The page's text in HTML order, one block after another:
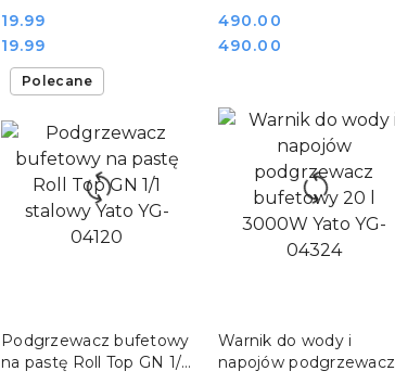
YG-02080
Cena:
19.99
Cena:
19.99
09227
Cena:
490.00
Cena:
490.00
Podgrzewacz bufetowy
na pastę Roll Top GN 1/1
Polecane
DO KOSZYKA
Warnik do wody i
napojów podgrzewacz
DO KOSZYKA